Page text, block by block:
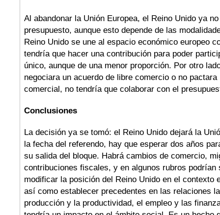
Al abandonar la Unión Europea, el Reino Unido ya
presupuesto, aunque esto depende de las
Reino Unido se une al espacio económico europeo
tendría que hacer una contribución para poder
único, aunque de una menor proporción. Por otro
negociara un acuerdo de libre comercio o no
comercial, no tendría que colaborar con el
Conclusiones
La decisión ya se tomó: el Reino Unido dejará la
la fecha del referendo, hay que esperar dos años
su salida del bloque. Habrá cambios de comercio,
contribuciones fiscales, y en algunos rubros podrían
modificar la posición del Reino Unido en el contexto
así como establecer precedentes en las relaciones
producción y la productividad, el empleo y las